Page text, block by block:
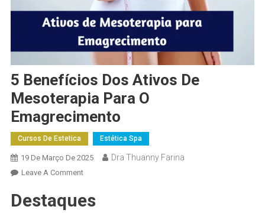
5 Benefícios Dos Ativos De
Mesoterapia Para O
Emagrecimento
Cursos De Estetica Estética Spa
19 De Março De 2025 Dra Thuanny Farina
Leave A Comment
Destaques